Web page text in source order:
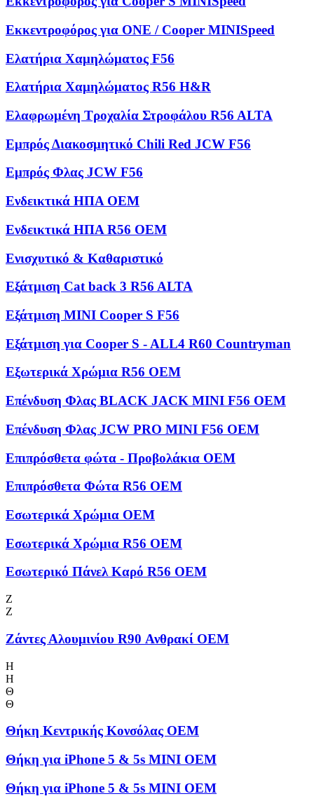
Εκκεντροφόρος για ONE / Cooper MINISpeed
Ελατήρια Χαμηλώματος F56
Ελατήρια Χαμηλώματος R56 H&R
Ελαφρωμένη Τροχαλία Στροφάλου R56 ALTA
Εμπρός Διακοσμητικό Chili Red JCW F56
Εμπρός Φλας JCW F56
Ενδεικτικά ΗΠΑ OEM
Ενδεικτικά ΗΠΑ R56 OEM
Ενισχυτικό & Καθαριστικό
Εξάτμιση Cat back 3 R56 ALTA
Εξάτμιση MINI Cooper S F56
Εξάτμιση για Cooper S - ALL4 R60 Countryman
Εξωτερικά Χρώμια R56 OEM
Επένδυση Φλας BLACK JACK MINI F56 OEM
Επένδυση Φλας JCW PRO MINI F56 OEM
Επιπρόσθετα φώτα - Προβολάκια OEM
Επιπρόσθετα Φώτα R56 OEM
Εσωτερικά Χρώμια OEM
Εσωτερικά Χρώμια R56 OEM
Εσωτερικό Πάνελ Καρό R56 OEM
Ζ
Ζ
Ζάντες Αλουμινίου R90 Ανθρακί OEM
Η
Η
Θ
Θ
Θήκη Kεντρικής Kονσόλας OEM
Θήκη για iPhone 5 & 5s MINI OEM
Θήκη για iPhone 5 & 5s MINI OEM